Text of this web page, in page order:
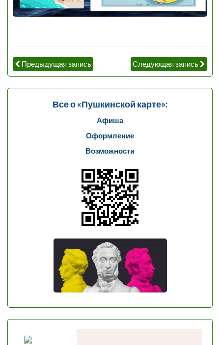
Предыдущая запись Следующая запись
Все о «Пушкинской карте»:
Афиша
Оформление
Возможности